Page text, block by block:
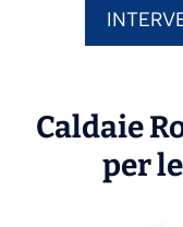
Caldaie
per